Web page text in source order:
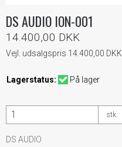
DS AUDIO ION-001
14.400,00 DKK
Vejl. udsalgspris 14.400,00 DKK
Lagerstatus: På lager
stk.
DS AUDIO